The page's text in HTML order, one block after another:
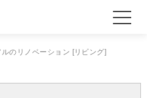
のリノベーション [リビング]